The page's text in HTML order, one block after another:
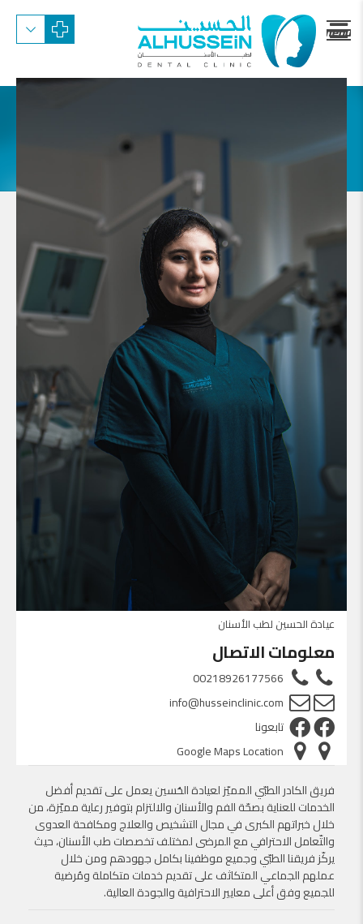
menu
الدكتور آية أبو لائحة
عيادة الحسين لطب الأسنان
معلومات الاتصال
00218926177566
info@husseinclinic.com
تابعونا
Google Maps Location
فريق الكادر الطبّي المميّز لعيادة الحُسين يعمل على تقديم أفضل
الخدمات للعناية بصحّة الفم والأسنان والالتزام بتوفير رعاية مميّزة، من
خلال خبراتهم الكبرى في مجال التشخيص والعلاج ومكافحة العدوى
والتّعامل الاحترافي مع المرضى لمختلف تخصصات طب الأسنان، حيث
يركّز فريقنا الطبّي وجميع موظفينا بكامل جهودهم ومن خلال
عملهم الجماعي المتكاثف على تقديم خدمات متكاملة ومُرضية
للجميع وفق أعلى معايير الاحترافية والجودة العالية.